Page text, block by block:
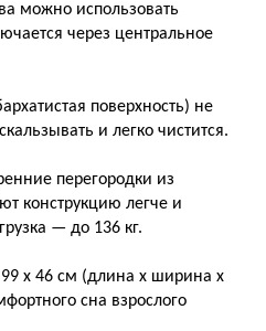
можно использовать
через центральное
поверхность) не
и легко чистится.
перегородки из
конструкцию легче и
— до 136 кг.
х 46 см (длина х ширина х
сна взрослого